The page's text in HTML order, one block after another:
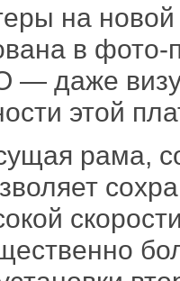
на
в фото-
— даже
этой
рама,